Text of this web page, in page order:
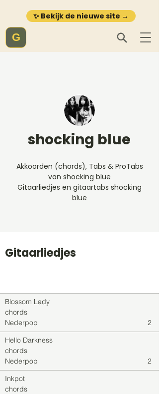
✨ Bekijk de nieuwe site →
G
shocking blue
Akkoorden (chords), Tabs & ProTabs
van shocking blue
Gitaarliedjes en gitaartabs shocking
blue
Gitaarliedjes
Blossom Lady
chords
Nederpop
2
Hello Darkness
chords
Nederpop
2
Inkpot
chords